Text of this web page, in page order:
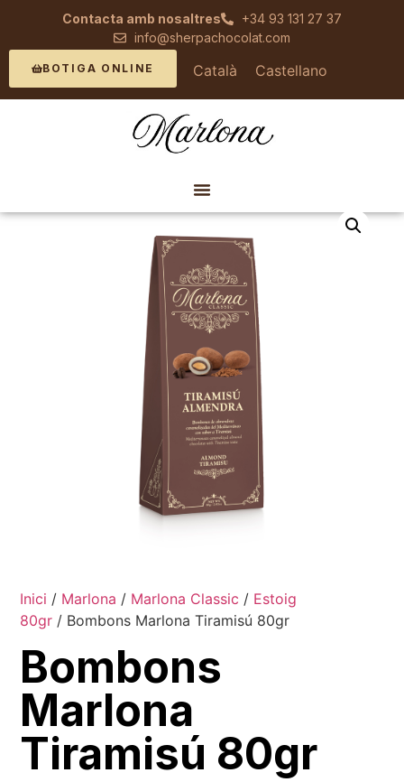
Contacta amb nosaltres
+34 93 131 27 37
info@sherpachocolat.com
BOTIGA ONLINE Català Castellano
Inici / Marlona / Marlona Classic / Estoig
80gr / Bombons Marlona Tiramisú 80gr
Bombons
Marlona
Tiramisú 80gr